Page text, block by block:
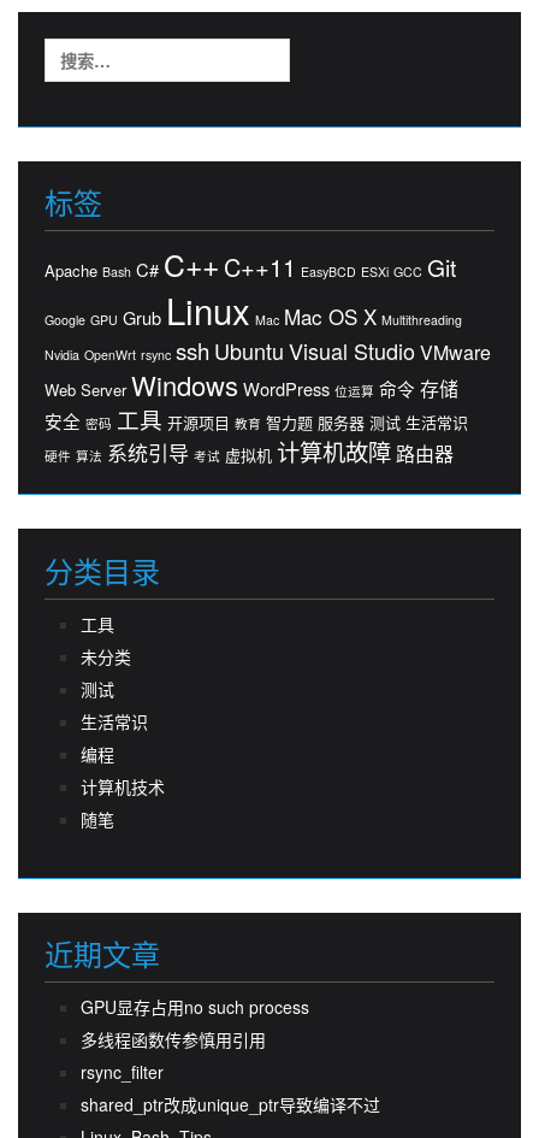
索：
标签
Apache Bash C# C++ C++11 EasyBCD ESXi GCC Git
Google GPU Grub Linux Mac Mac OS X Multithreading
Nvidia OpenWrt rsync ssh UbuntuVisual StudioVMware
Web Server Windows WordPress 位运算 命令 存储
安全 密码 工具 开源项目 教育 智力题 服务器 测试 生活常识
硬件 算法 系统引导 考试 虚拟机 计算机故障 路由器
分类目录
工具
未分类
测试
生活常识
编程
计算机技术
随笔
近期文章
GPU显存占用no such process
多线程函数传参慎用引用
rsync_filter
shared_ptr改成unique_ptr导致编译不过